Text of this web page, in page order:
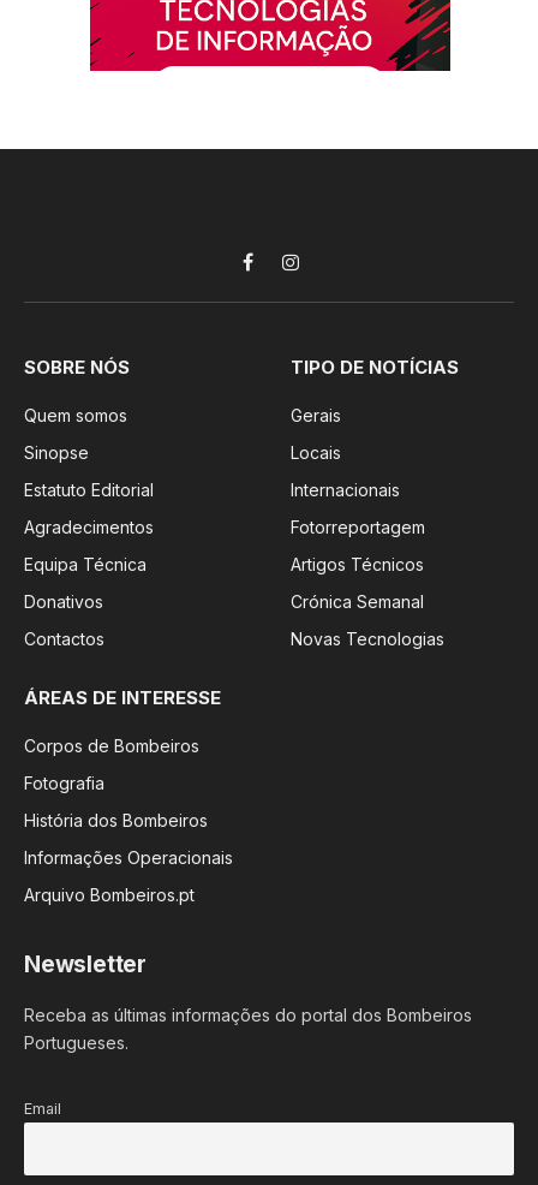
FacebookInstagram
SOBRE NÓS
Quem somos
Sinopse
Estatuto Editorial
Agradecimentos
Equipa Técnica
Donativos
Contactos
TIPO DE NOTÍCIAS
Gerais
Locais
Internacionais
Fotorreportagem
Artigos Técnicos
Crónica Semanal
Novas Tecnologias
ÁREAS DE INTERESSE
Corpos de Bombeiros
Fotografia
História dos Bombeiros
Informações Operacionais
Arquivo Bombeiros.pt
Newsletter
Receba as últimas informações do portal dos Bombeiros
Portugueses.
Email